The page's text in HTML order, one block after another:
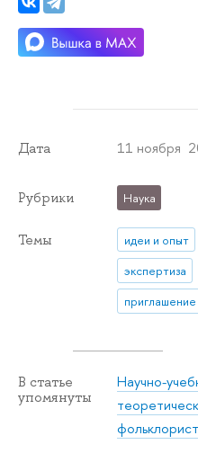
Дата 11 ноября
Рубрики Наука
Темы идеи и опыт
экспертиза
В статье
упомянуты
Научно-